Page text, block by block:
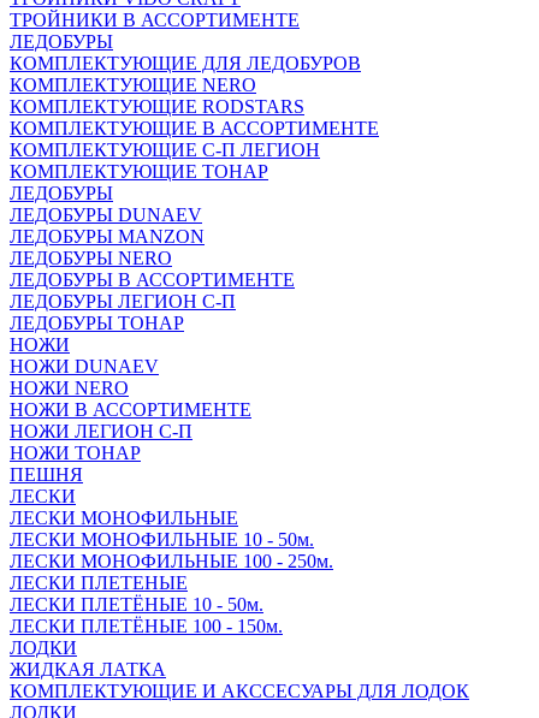
ТРОЙНИКИ В АССОРТИМЕНТЕ
ЛЕДОБУРЫ
КОМПЛЕКТУЮЩИЕ ДЛЯ ЛЕДОБУРОВ
КОМПЛЕКТУЮЩИЕ NERO
КОМПЛЕКТУЮЩИЕ RODSTARS
КОМПЛЕКТУЮЩИЕ В АССОРТИМЕНТЕ
КОМПЛЕКТУЮЩИЕ С-П ЛЕГИОН
КОМПЛЕКТУЮЩИЕ ТОНАР
ЛЕДОБУРЫ
ЛЕДОБУРЫ DUNAEV
ЛЕДОБУРЫ MANZON
ЛЕДОБУРЫ NERO
ЛЕДОБУРЫ В АССОРТИМЕНТЕ
ЛЕДОБУРЫ ЛЕГИОН С-П
ЛЕДОБУРЫ ТОНАР
НОЖИ
НОЖИ DUNAEV
НОЖИ NERO
НОЖИ В АССОРТИМЕНТЕ
НОЖИ ЛЕГИОН С-П
НОЖИ ТОНАР
ПЕШНЯ
ЛЕСКИ
ЛЕСКИ МОНОФИЛЬНЫЕ
ЛЕСКИ МОНОФИЛЬНЫЕ 10 - 50м.
ЛЕСКИ МОНОФИЛЬНЫЕ 100 - 250м.
ЛЕСКИ ПЛЕТЕНЫЕ
ЛЕСКИ ПЛЕТЁНЫЕ 10 - 50м.
ЛЕСКИ ПЛЕТЁНЫЕ 100 - 150м.
ЛОДКИ
ЖИДКАЯ ЛАТКА
КОМПЛЕКТУЮЩИЕ И АКССЕСУАРЫ ДЛЯ ЛОДОК
ЛОДКИ